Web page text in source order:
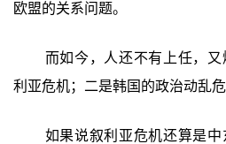
欧盟的关系问题。
而如今，人还不有上任，
利亚危机；二是韩国的政治动乱危
如果说叙利亚危机还算是